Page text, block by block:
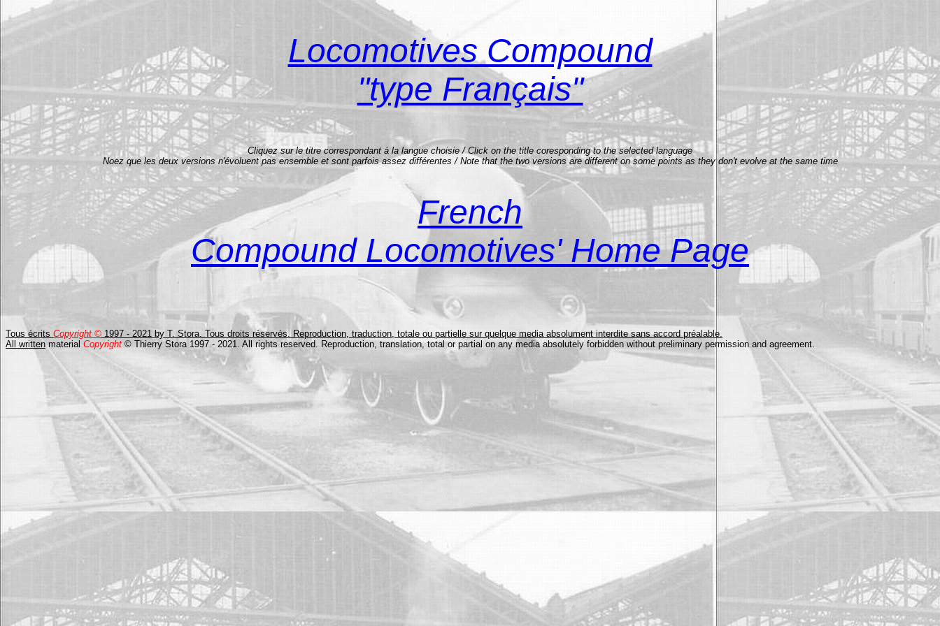
Locomotives Compound
"type Français"
Cliquez sur le titre correspondant à la langue choisie / Click on the title coresponding to the selected language
Noez que les deux versions n'évoluent pas ensemble et sont parfois assez différentes / Note that the two versions are different on some points as they don't evolve at the same time
French
Compound Locomotives' Home Page
Tous écrits Copyright © 1997 - 2021 by T. Stora. Tous droits réservés. Reproduction, traduction, totale ou partielle sur quelque media absolument interdite sans accord préalable.
All writtenmaterial Copyright © Thierry Stora 1997 - 2021. All rights reserved. Reproduction, translation, total or partial on any media absolutely forbidden without preliminary permission and agreement.